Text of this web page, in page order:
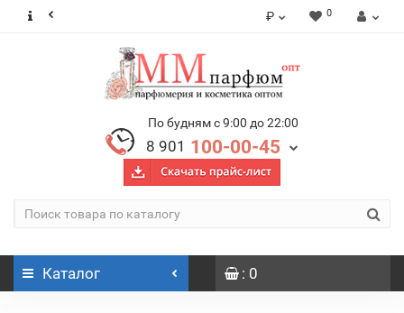
₽ 0
По будням с 9:00 до 22:00
8 901 100-00-45
Каталог : 0